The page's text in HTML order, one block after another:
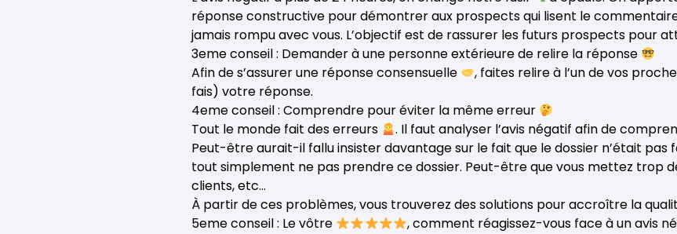
réponse constructive pour démontrer aux prospects qui lisent le
jamais rompu avec vous. L’objectif est de rassurer les futurs prospects pour
3eme conseil : Demander à une personne extérieure de relire la réponse
Afin de s’assurer une réponse consensuelle
, faites relire à l’un de vos
fais) votre réponse.
4eme conseil : Comprendre pour éviter la même erreur
Tout le monde fait des erreurs
. Il faut analyser l’avis négatif afin de
Peut-être aurait-il fallu insister davantage sur le fait que le dossier n’était
tout simplement ne pas prendre ce dossier. Peut-être que vous mettez trop
clients, etc…
À partir de ces problèmes, vous trouverez des solutions pour accroître la
5eme conseil : Le vôtre
, comment réagissez-vous face à un avis